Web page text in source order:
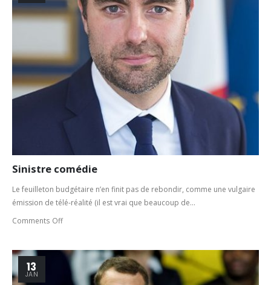
Sinistre comédie
Le feuilleton budgétaire n’en finit pas de rebondir, comme une vulgaire
émission de télé-réalité (il est vrai que beaucoup de...
Comments Off
13
JAN